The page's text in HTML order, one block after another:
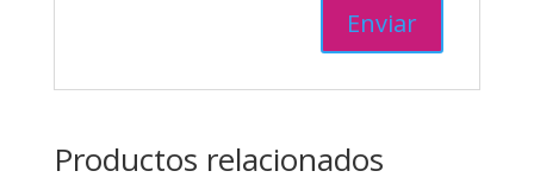
Productos relacionados